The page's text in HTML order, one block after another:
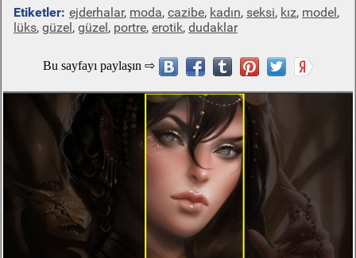
Etiketler: ejderhalar, moda, cazibe, kadın, seksi, kız, model,
lüks, güzel, güzel, portre, erotik, dudaklar